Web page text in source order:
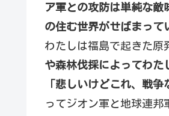
ア軍との攻防は単純な敵
の住む世界がせばまって
わたしは福島で起きた原
や森林伐採によってわた
「悲しいけどこれ、戦争
ってジオン軍と地球連邦